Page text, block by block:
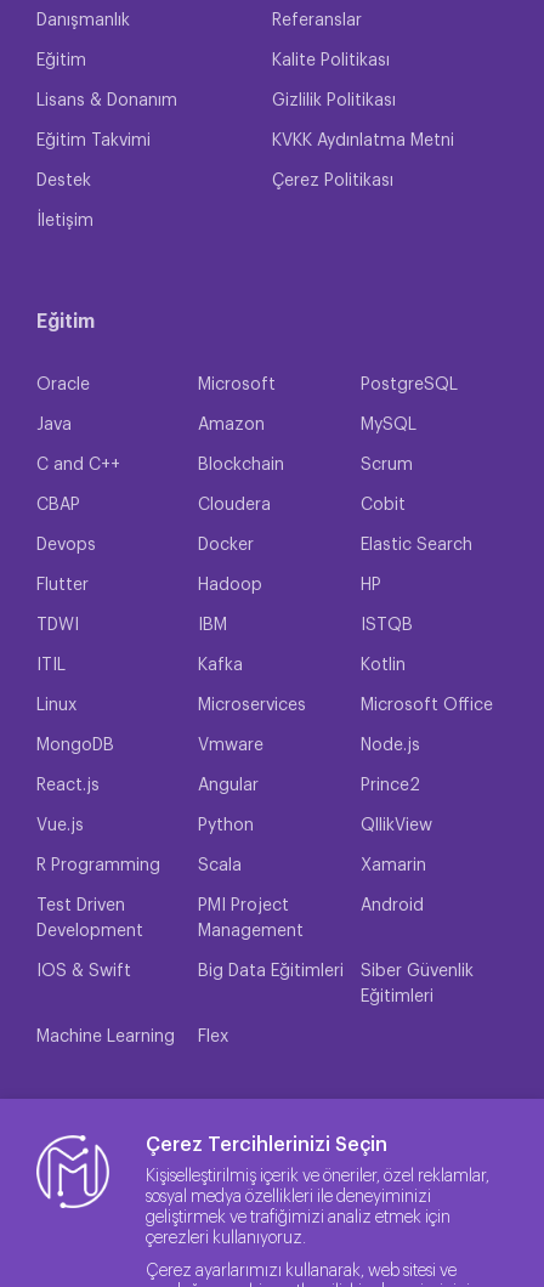
Danışmanlık
Eğitim
Lisans & Donanım
Eğitim Takvimi
Destek
İletişim
Referanslar
Kalite Politikası
Gizlilik Politikası
KVKK Aydınlatma Metni
Çerez Politikası
Eğitim
Oracle Microsoft PostgreSQL
Java Amazon MySQL
C and C++ Blockchain Scrum
CBAP Cloudera Cobit
Devops Docker Elastic Search
Flutter Hadoop HP
TDWI IBM ISTQB
ITIL Kafka Kotlin
Linux Microservices Microsoft Office
MongoDB Vmware Node.js
React.js Angular Prince2
Vue.js Python QllikView
R Programming Scala Xamarin
Test Driven
Development
PMI Project
Management
Android
IOS & Swift Big Data Eğitimleri
Siber Güvenlik
Eğitimleri
Machine Learning Flex
Çerez Tercihlerinizi Seçin
Kişiselleştirilmiş içerik ve öneriler, özel reklamlar,
sosyal medya özellikleri ile deneyiminizi
geliştirmek ve trafiğimizi analiz etmek için
çerezleri kullanıyoruz.
Çerez ayarlarımızı kullanarak, web sitesi ve